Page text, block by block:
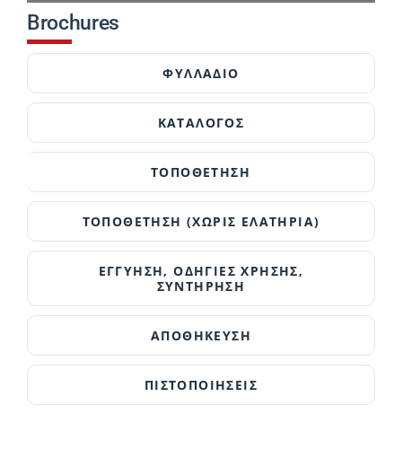
Brochures
ΦΥΛΛΑΔΙΟ
ΚΑΤΑΛΟΓΟΣ
ΤΟΠΟΘΕΤΗΣΗ
ΤΟΠΟΘΕΤΗΣΗ (ΧΩΡΙΣ ΕΛΑΤΗΡΙΑ)
ΕΓΓΥΗΣΗ, ΟΔΗΓΙΕΣ ΧΡΗΣΗΣ,
ΣΥΝΤΗΡΗΣΗ
ΑΠΟΘΗΚΕΥΣΗ
ΠΙΣΤΟΠΟΙΗΣΕΙΣ